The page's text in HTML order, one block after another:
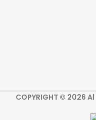
COPYRIGHT © 2026 Al